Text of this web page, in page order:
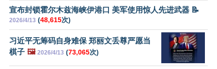
宣布封锁霍尔木兹海峡伊港口 美军使用惊人先进武器 📝
2026/4/13 (48,615次)
习近平无筹码自身难保 郑丽文丢尊严愿当
棋子 🖼️ 2026/4/13 (73,065次)